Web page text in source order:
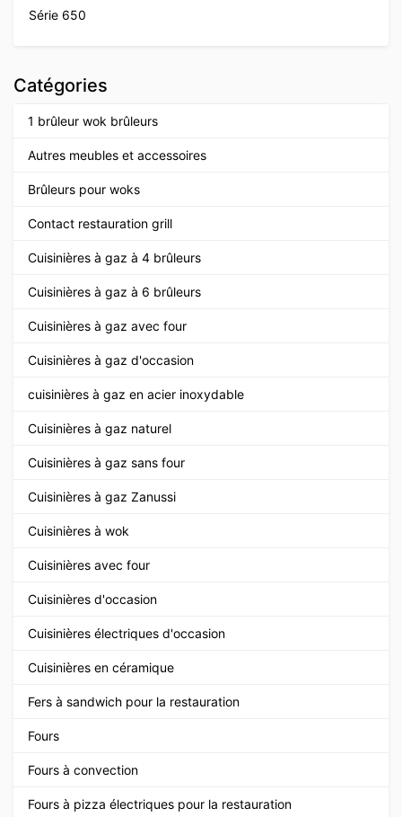
Série 650
Catégories
1 brûleur wok brûleurs
Autres meubles et accessoires
Brûleurs pour woks
Contact restauration grill
Cuisinières à gaz à 4 brûleurs
Cuisinières à gaz à 6 brûleurs
Cuisinières à gaz avec four
Cuisinières à gaz d'occasion
cuisinières à gaz en acier inoxydable
Cuisinières à gaz naturel
Cuisinières à gaz sans four
Cuisinières à gaz Zanussi
Cuisinières à wok
Cuisinières avec four
Cuisinières d'occasion
Cuisinières électriques d'occasion
Cuisinières en céramique
Fers à sandwich pour la restauration
Fours
Fours à convection
Fours à pizza électriques pour la restauration